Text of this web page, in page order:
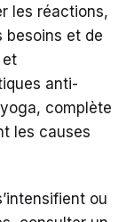
les réactions,
besoins et de
et
anti-
complète
les causes
ou